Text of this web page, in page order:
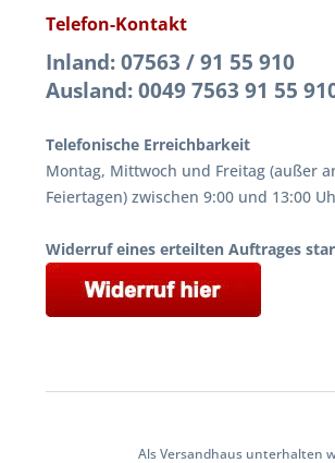
Telefon-Kontakt
Inland: 07563 / 91 55 910
Ausland: 0049 7563 91 55
Telefonische Erreichbarkeit
Montag, Mittwoch und Freitag (außer
Feiertagen) zwischen 9:00 und 13:00
Widerruf eines erteilten Auftrages
Als Versandhaus unterhalten